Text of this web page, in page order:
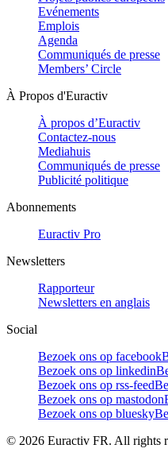
Evénements
Emplois
Agenda
Communiqués de presse
Members’ Circle
À Propos d'Euractiv
À propos d’Euractiv
Contactez-nous
Mediahuis
Communiqués de presse
Publicité politique
Abonnements
Euractiv Pro
Newsletters
Rapporteur
Newsletters en anglais
Social
Bezoek ons op facebook
Bezoek ons op linkedin
Bezoek ons op rss-feed
Bezoek ons op mastodon
Bezoek ons op bluesky
© 2026 Euractiv FR. All rights